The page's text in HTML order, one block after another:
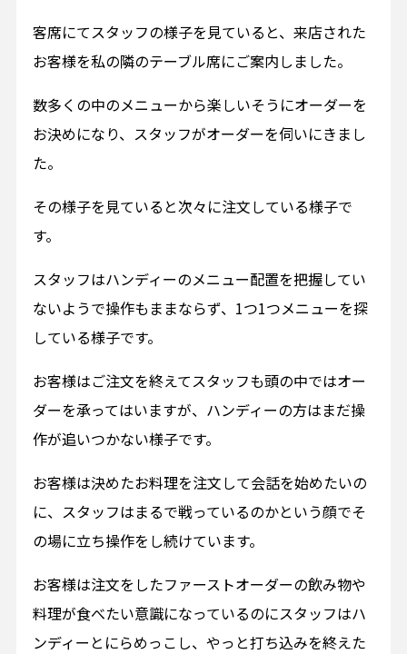
客席にてスタッフの様子を見ていると、来店された
お客様を私の隣のテーブル席にご案内しました。
数多くの中のメニューから楽しいそうにオーダーを
お決めになり、スタッフがオーダーを伺いにきまし
た。
その様子を見ていると次々に注文している様子で
す。
スタッフはハンディーのメニュー配置を把握してい
ないようで操作もままならず、1つ1つメニューを探
している様子です。
お客様はご注文を終えてスタッフも頭の中ではオー
ダーを承ってはいますが、ハンディーの方はまだ操
作が追いつかない様子です。
お客様は決めたお料理を注文して会話を始めたいの
に、スタッフはまるで戦っているのかという顔でそ
の場に立ち操作をし続けています。
お客様は注文をしたファーストオーダーの飲み物や
料理が食べたい意識になっているのにスタッフはハ
ンディーとにらめっこし、やっと打ち込みを終えた